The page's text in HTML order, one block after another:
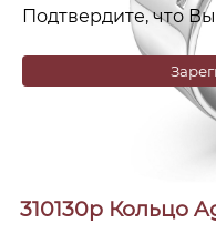
310130р Кольцо
Подтвердите, что